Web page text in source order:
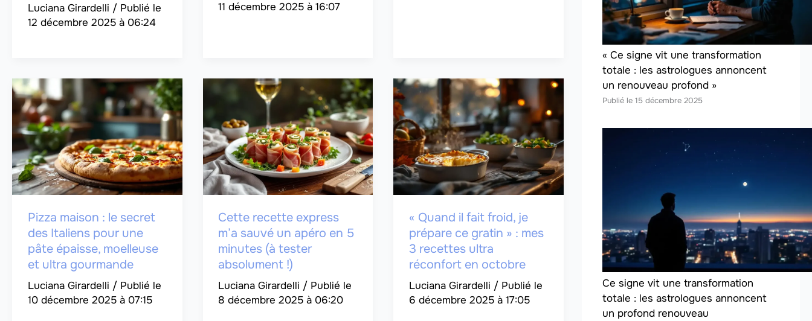
Luciana Girardelli /
12 décembre 2025 à 06:24
11 décembre 2025 à 16:07
Pizza maison : le secret
des Italiens pour une
pâte épaisse, moelleuse
et ultra gourmande
Luciana Girardelli /
10 décembre 2025 à 07:15
Cette recette express
m’a sauvé un apéro en 5
minutes (à tester
absolument !)
Luciana Girardelli /
8 décembre 2025 à 06:20
« Quand il fait froid, je
prépare ce gratin » : mes
3 recettes ultra
réconfort en octobre
Luciana Girardelli /
6 décembre 2025 à 17:05
« Ce signe vit une transformation
totale : les astrologues annoncent
un renouveau profond »
15 décembre 2025
Ce signe vit une transformation
totale : les astrologues annoncent
un profond renouveau